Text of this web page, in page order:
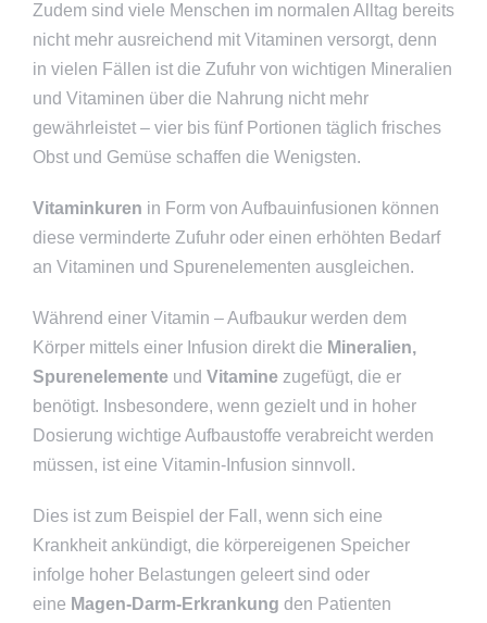
Zudem sind viele Menschen im normalen Alltag bereits
nicht mehr ausreichend mit Vitaminen versorgt, denn
in vielen Fällen ist die Zufuhr von wichtigen Mineralien
und Vitaminen über die Nahrung nicht mehr
gewährleistet – vier bis fünf Portionen täglich frisches
Obst und Gemüse schaffen die Wenigsten.
Vitaminkuren in Form von Aufbauinfusionen können
diese verminderte Zufuhr oder einen erhöhten Bedarf
an Vitaminen und Spurenelementen ausgleichen.
Während einer Vitamin – Aufbaukur werden dem
Körper mittels einer Infusion direkt die Mineralien,
Spurenelemente und Vitamine zugefügt, die er
benötigt. Insbesondere, wenn gezielt und in hoher
Dosierung wichtige Aufbaustoffe verabreicht werden
müssen, ist eine Vitamin-Infusion sinnvoll.
Dies ist zum Beispiel der Fall, wenn sich eine
Krankheit ankündigt, die körpereigenen Speicher
infolge hoher Belastungen geleert sind oder
eine Magen-Darm-Erkrankung den Patienten